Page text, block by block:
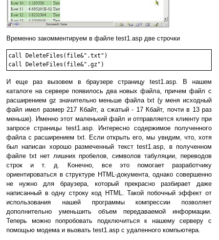
Временно закомментируем в файле test1.asp две строчки
call DeleteFiles(file&".txt")
И еще раз вызовем в браузере страницу test1.asp. В нашем
каталоге на сервере появилось два новых файла, причем файл с
расширением gz значительно меньше файла txt (у меня исходный
файл имел размер 217 Кбайт, а сжатый - 17 Кбайт, почти в 13 раз
меньше). Именно этот маленький файл и отправляется клиенту при
запросе страницы test1.asp. Интересно содержимое полученного
файла с расширением txt. Если открыть его, мы увидим, что, хотя
был написан хорошо размеченный текст test1.asp, в полученном
файле txt нет лишних пробелов, символов табуляции, переводов
строк и т. д. Конечно, все это помогает разработчику
ориентироваться в структуре HTML-документа, однако совершенно
не нужно для браузера, который прекрасно разбирает даже
написанный в одну строку код HTML. Такой побочный эффект от
использования нашей программы компрессии позволяет
дополнительно уменьшить объем передаваемой информации.
Теперь можно попробовать подключиться к нашему серверу с
помощью модема и вызвать test1.asp с удаленного компьютера.